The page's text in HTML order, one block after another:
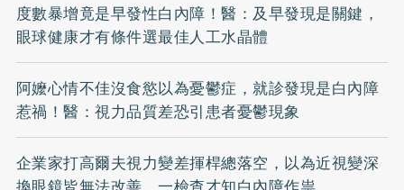
度數暴增竟是早發性白內障！醫：及早發現是關鍵，
眼球健康才有條件選最佳人工水晶體
阿嬤心情不佳沒食慾以為憂鬱症，就診發現是白內障
惹禍！醫：視力品質差恐引患者憂鬱現象
企業家打高爾夫視力變差揮桿總落空，以為近視變深